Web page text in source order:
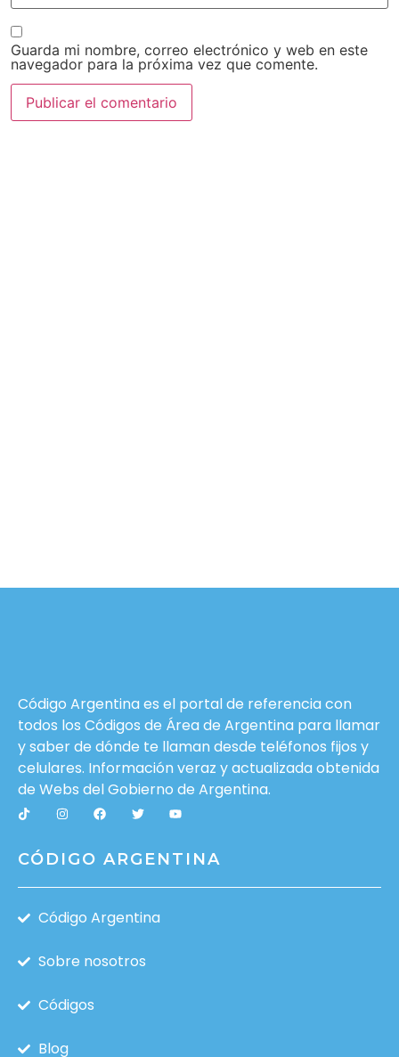
Guarda mi nombre, correo electrónico y web en este
navegador para la próxima vez que comente.
Código Argentina es el portal de referencia con
todos los Códigos de Área de Argentina para llamar
y saber de dónde te llaman desde teléfonos fijos y
celulares. Información veraz y actualizada obtenida
de Webs delGobierno de Argentina.
CÓDIGO ARGENTINA
Código Argentina
Sobre nosotros
Códigos
Blog